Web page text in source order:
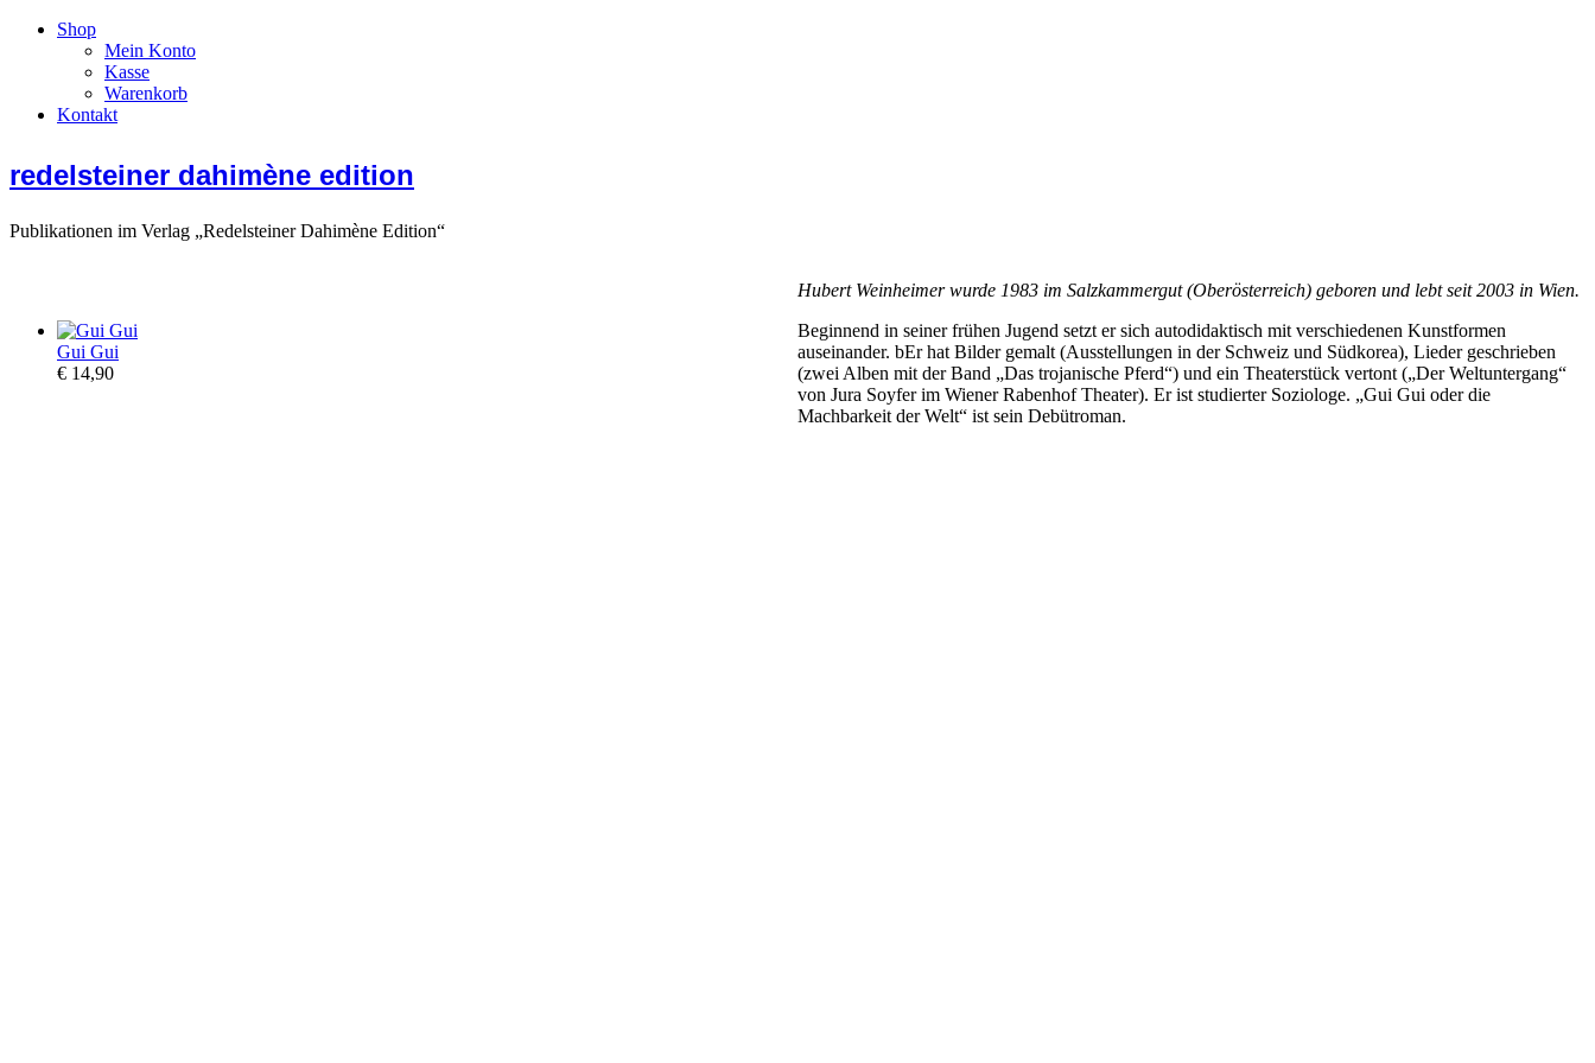
Shop
Mein Konto
Kasse
Warenkorb
Kontakt
redelsteiner dahimène edition
Publikationen im Verlag „Redelsteiner Dahimène Edition“
Gui Gui
€ 14,90
Hubert Weinheimer wurde 1983 im Salzkammergut (Oberösterreich) geboren und lebt seit 2003 in Wien.
Beginnend in seiner frühen Jugend setzt er sich autodidaktisch mit verschiedenen Kunstformen
auseinander. bEr hat Bilder gemalt (Ausstellungen in der Schweiz und Südkorea), Lieder geschrieben
(zwei Alben mit der Band „Das trojanische Pferd“) und ein Theaterstück vertont („Der Weltuntergang“
von Jura Soyfer im Wiener Rabenhof Theater). Er ist studierter Soziologe. „Gui Gui oder die
Machbarkeit der Welt“ ist sein Debütroman.